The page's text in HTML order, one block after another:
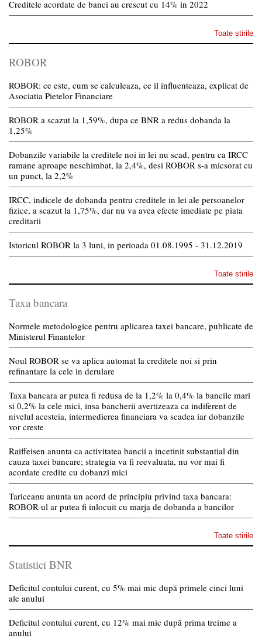
Creditele acordate de banci au crescut cu 14% in 2022
Toate stirile
ROBOR
ROBOR: ce este, cum se calculeaza, ce il influenteaza, explicat de
Asociatia Pietelor Financiare
ROBOR a scazut la 1,59%, dupa ce BNR a redus dobanda la
1,25%
Dobanzile variabile la creditele noi in lei nu scad, pentru ca IRCC
ramane aproape neschimbat, la 2,4%, desi ROBOR s-a micsorat cu
un punct, la 2,2%
IRCC, indicele de dobanda pentru creditele in lei ale persoanelor
fizice, a scazut la 1,75%, dar nu va avea efecte imediate pe piata
creditarii
Istoricul ROBOR la 3 luni, in perioada 01.08.1995 - 31.12.2019
Toate stirile
Taxa bancara
Normele metodologice pentru aplicarea taxei bancare, publicate de
Ministerul Finantelor
Noul ROBOR se va aplica automat la creditele noi si prin
refinantare la cele in derulare
Taxa bancara ar putea fi redusa de la 1,2% la 0,4% la bancile mari
si 0,2% la cele mici, insa bancherii avertizeaza ca indiferent de
nivelul acesteia, intermedierea financiara va scadea iar dobanzile
vor creste
Raiffeisen anunta ca activitatea bancii a incetinit substantial din
cauza taxei bancare; strategia va fi reevaluata, nu vor mai fi
acordate credite cu dobanzi mici
Tariceanu anunta un acord de principiu privind taxa bancara:
ROBOR-ul ar putea fi inlocuit cu marja de dobanda a bancilor
Toate stirile
Statistici BNR
Deficitul contului curent, cu 5% mai mic după primele cinci luni
ale anului
Deficitul contului curent, cu 12% mai mic după prima treime a
anului